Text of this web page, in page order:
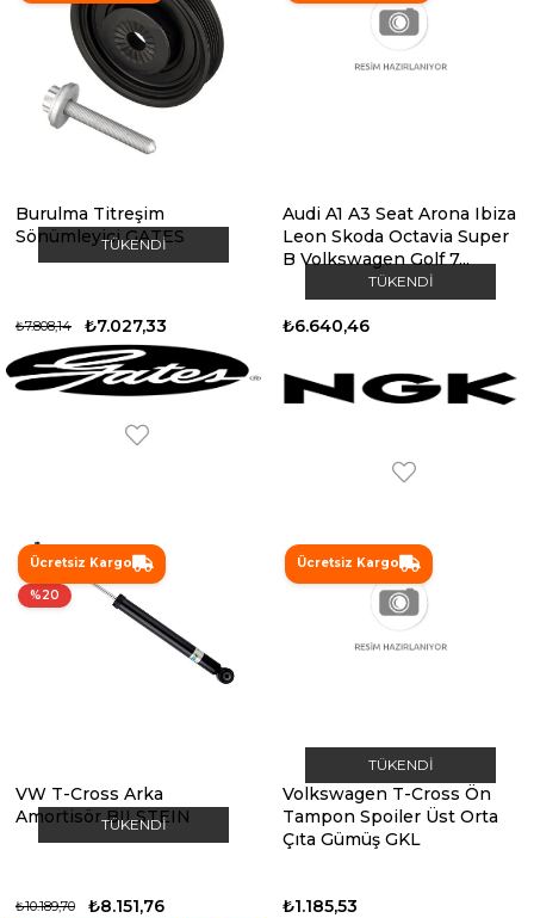
TÜKENDI
Burulma Titreşim
Sönümleyici GATES
₺7.027,33
₺7.808,14
TÜKENDI
Audi A1 A3 Seat Arona Ibiza
Leon Skoda Octavia Super
B Volkswagen Golf 7...
₺6.640,46
Ücretsiz Kargo
%20
TÜKENDI
VW T-Cross Arka
Amortisör BILSTEIN
₺8.151,76
₺10.189,70
Ücretsiz Kargo
TÜKENDI
Volkswagen T-Cross Ön
Tampon Spoiler Üst Orta
Çıta Gümüş GKL
₺1.185,53